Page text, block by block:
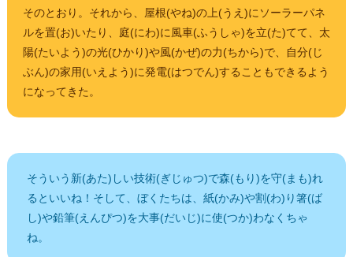
そのとおり。それから、屋根(やね)の上(うえ)にソーラーパネ
ルを置(お)いたり、庭(にわ)に風車(ふうしゃ)を立(た)てて、太
陽(たいよう)の光(ひかり)や風(かぜ)の力(ちから)で、自分(じ
ぶん)の家用(いえよう)に発電(はつでん)することもできるよう
になってきた。
そういう新(あた)しい技術(ぎじゅつ)で森(もり)を守(まも)れ
るといいね！そして、ぼくたちは、紙(かみ)や割(わ)り箸(ば
し)や鉛筆(えんぴつ)を大事(だいじ)に使(つか)わなくちゃ
ね。